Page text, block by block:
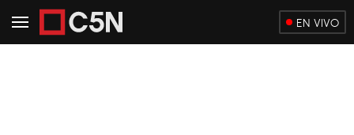
EN VIVO